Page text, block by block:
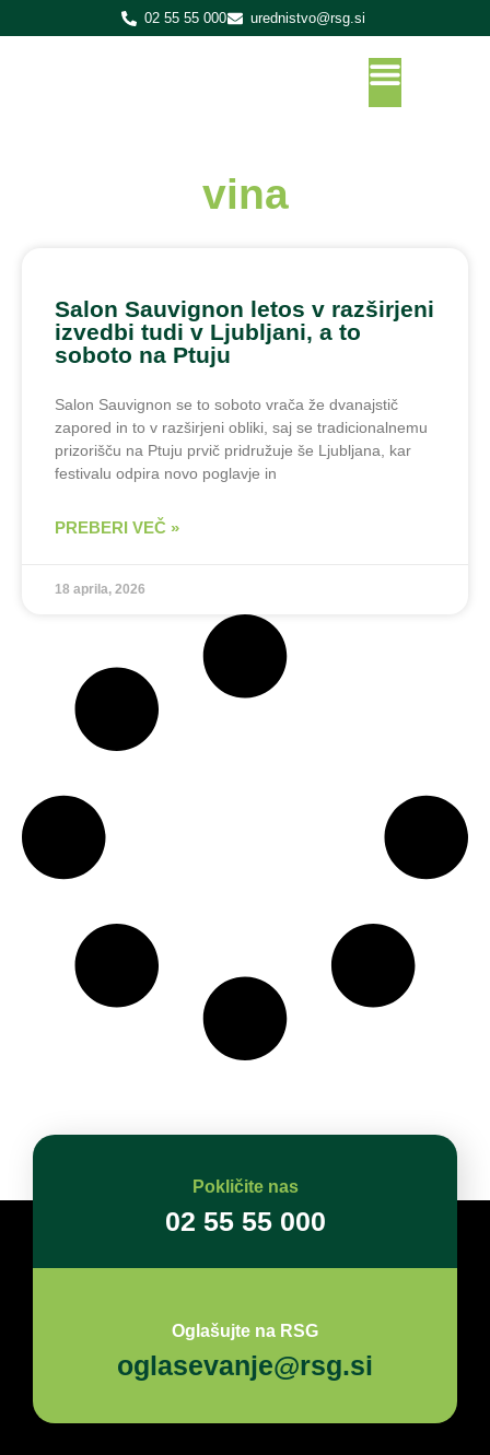
02 55 55 000 urednistvo@rsg.si
vina
Salon Sauvignon letos v razširjeni
izvedbi tudi v Ljubljani, a to
soboto na Ptuju
Salon Sauvignon se to soboto vrača že dvanajstič
zapored in to v razširjeni obliki, saj se tradicionalnemu
prizorišču na Ptuju prvič pridružuje še Ljubljana, kar
festivalu odpira novo poglavje in
PREBERI VEČ »
18 aprila, 2026
Pokličite nas
02 55 55 000
Oglašujte na RSG
oglasevanje@rsg.si